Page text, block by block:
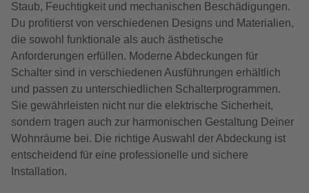
Staub, Feuchtigkeit und mechanischen Beschädigungen.
Du profitierst von verschiedenen Designs und Materialien,
die sowohl funktionale als auch ästhetische
Anforderungen erfüllen. Moderne Abdeckungen für
Schalter sind in verschiedenen Ausführungen erhältlich
und passen zu unterschiedlichen Schalterprogrammen.
Sie gewährleisten nicht nur die elektrische Sicherheit,
sondern tragen auch zur harmonischen Gestaltung Deiner
Wohnräume bei. Die richtige Auswahl der Abdeckung ist
entscheidend für eine professionelle und sichere
Installation.